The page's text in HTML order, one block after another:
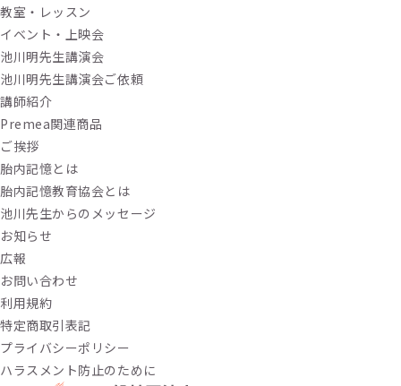
教室・レッスン
イベント・上映会
池川明先生講演会
池川明先生講演会ご依頼
講師紹介
Premea関連商品
ご挨拶
胎内記憶とは
胎内記憶教育協会とは
池川先生からのメッセージ
お知らせ
広報
お問い合わせ
利用規約
特定商取引表記
プライバシーポリシー
ハラスメント防止のために